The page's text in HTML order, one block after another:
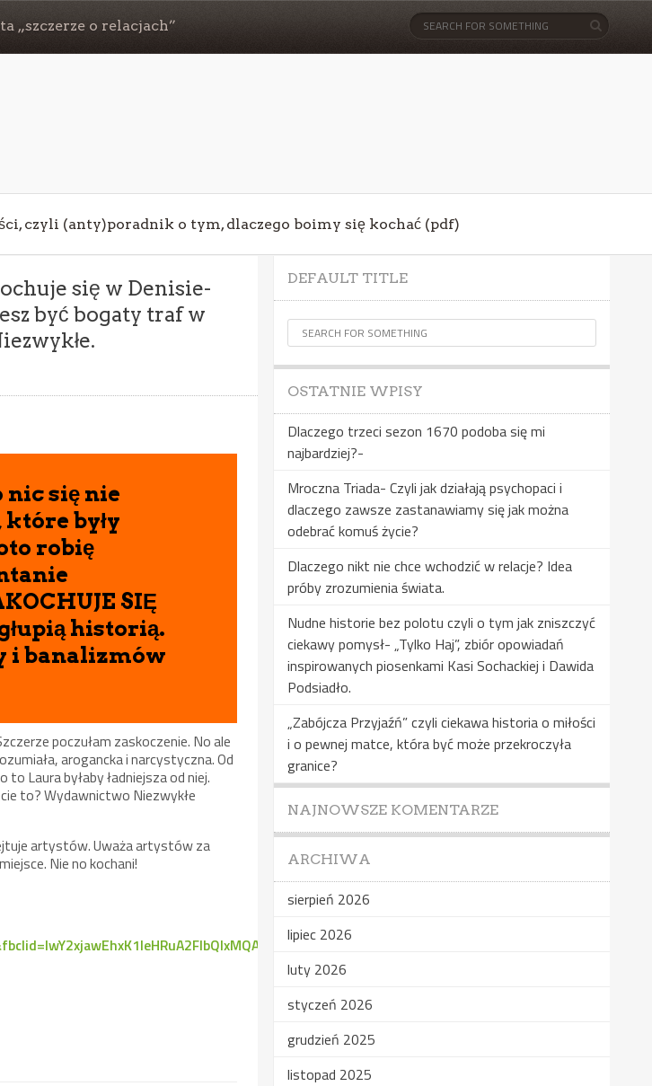
„szczerze o relacjach”
czyli (anty)poradnik o tym, dlaczego boimy się kochać (pdf)
się w Denisie-
być bogaty traf w
nic się nie
były
robię
SIĘ
historią.
i banalizmów
poczułam zaskoczenie. No ale
arogancka i narcystyczna. Od
Laura byłaby ładniejsza od niej.
to? Wydawnictwo Niezwykłe
artystów. Uważa artystów za
Nie no kochani!
DEFAULT TITLE
OSTATNIE WPISY
Dlaczego trzeci sezon 1670 podoba się mi
najbardziej?-
Mroczna Triada- Czyli jak działają psychopaci i
dlaczego zawsze zastanawiamy się jak można
odebrać komuś życie?
Dlaczego nikt nie chce wchodzić w relacje? Idea
próby zrozumienia świata.
Nudne historie bez polotu czyli o tym jak zniszczyć
ciekawy pomysł- „Tylko Haj”, zbiór opowiadań
inspirowanych piosenkami Kasi Sochackiej i Dawida
Podsiadło.
„Zabójcza Przyjaźń” czyli ciekawa historia o miłości
i o pewnej matce, która być może przekroczyła
granice?
NAJNOWSZE KOMENTARZE
ARCHIWA
sierpień 2026
lipiec 2026
luty 2026
styczeń 2026
grudzień 2025
listopad 2025